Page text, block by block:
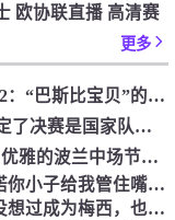
欧协联直播 高清赛
更多
【英超】TA评曼联队史25大球员第12：“巴斯比宝贝”的绝佳
[迈阿密国际]帕雷德斯：感觉梅西决定了决赛是国家队最后一战，
【你怎么看？】蓝黑乐章的指挥官！优雅的波兰中场节拍器！
[体育头条]孔蒂去哪儿？孔蒂：罗马诺你小子给我管住嘴哈！
[阿根廷]无意复刻！亚马尔曾言：从没想过成为梅西，也不会穿他